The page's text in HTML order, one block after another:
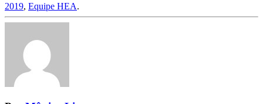
2019, Equipe HEA.